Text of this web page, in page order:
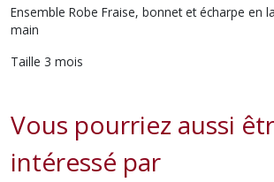
Ensemble Robe Fraise, bonnet et écharpe en
main
Taille 3 mois
Vous pourriez aussi
intéressé par